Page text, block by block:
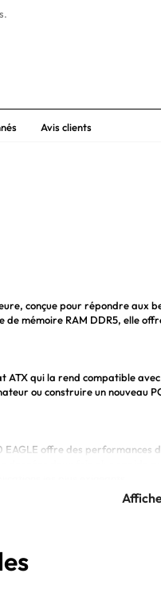
Avis clients
conçue pour répondre aux
de mémoire RAM DDR5, elle
qui la rend compatible
ou construire un nouveau
offre des performances
également de réaliser